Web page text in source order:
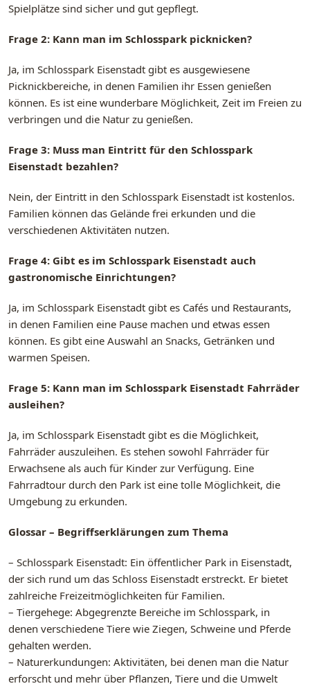
Spielplätze sind sicher und gut gepflegt.
Frage 2: Kann man im Schlosspark picknicken?
Ja, im Schlosspark Eisenstadt gibt es ausgewiesene
Picknickbereiche, in denen Familien ihr Essen genießen
können. Es ist eine wunderbare Möglichkeit, Zeit im Freien zu
verbringen und die Natur zu genießen.
Frage 3: Muss man Eintritt für den Schlosspark
Eisenstadt bezahlen?
Nein, der Eintritt in den Schlosspark Eisenstadt ist kostenlos.
Familien können das Gelände frei erkunden und die
verschiedenen Aktivitäten nutzen.
Frage 4: Gibt es im Schlosspark Eisenstadt auch
gastronomische Einrichtungen?
Ja, im Schlosspark Eisenstadt gibt es Cafés und Restaurants,
in denen Familien eine Pause machen und etwas essen
können. Es gibt eine Auswahl an Snacks, Getränken und
warmen Speisen.
Frage 5: Kann man im Schlosspark Eisenstadt Fahrräder
ausleihen?
Ja, im Schlosspark Eisenstadt gibt es die Möglichkeit,
Fahrräder auszuleihen. Es stehen sowohl Fahrräder für
Erwachsene als auch für Kinder zur Verfügung. Eine
Fahrradtour durch den Park ist eine tolle Möglichkeit, die
Umgebung zu erkunden.
Glossar – Begriffserklärungen zum Thema
– Schlosspark Eisenstadt: Ein öffentlicher Park in Eisenstadt,
der sich rund um das Schloss Eisenstadt erstreckt. Er bietet
zahlreiche Freizeitmöglichkeiten für Familien.
– Tiergehege: Abgegrenzte Bereiche im Schlosspark, in
denen verschiedene Tiere wie Ziegen, Schweine und Pferde
gehalten werden.
– Naturerkundungen: Aktivitäten, bei denen man die Natur
erforscht und mehr über Pflanzen, Tiere und die Umwelt